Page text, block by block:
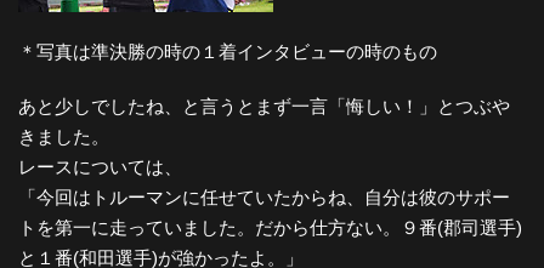
＊写真は準決勝の時の１着インタビューの時のもの
あと少しでしたね、と言うとまず一言「悔しい！」とつぶや
きました。
レースについては、
「今回はトルーマンに任せていたからね、自分は彼のサポー
トを第一に走っていました。だから仕方ない。９番(郡司選手)
と１番(和田選手)が強かったよ。」